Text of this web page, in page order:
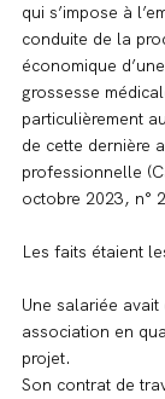
qui s’impose à
conduite de la
économique
grossesse
particulièrement
de cette dernière
professionnelle
octobre 2023, n°
Les faits étaient
Une salariée
association en
projet.
Son contrat de